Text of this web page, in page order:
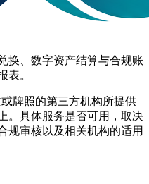
换、数字资产结算与合规账
表。
牌照的第三方机构所提供
。具体服务是否可用，取决
规审核以及相关机构的适用